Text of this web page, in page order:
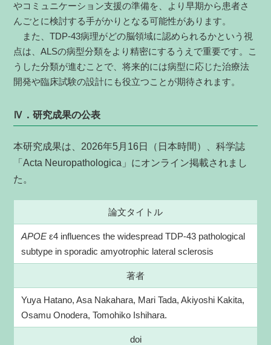
やコミュニケーション支援の準備を、より早期から患者さ
んごとに検討する手がかりとなる可能性があります。
また、TDP-43病理がどの脳領域に認められるかという視
点は、ALSの病型分類をより精密にするうえで重要です。こ
うした分類が進むことで、将来的には病型に応じた治療法
開発や臨床試験の設計にも役立つことが期待されます。
Ⅳ．研究成果の公表
本研究成果は、2026年5月16日（日本時間）、科学誌
「Acta Neuropathologica」にオンライン掲載されまし
た。
論文タイトル
APOE ε4 influences the widespread TDP-43 pathological
subtype in sporadic amyotrophic lateral sclerosis
著者
Yuya Hatano, Asa Nakahara, Mari Tada, Akiyoshi Kakita,
Osamu Onodera, Tomohiko Ishihara.
doi